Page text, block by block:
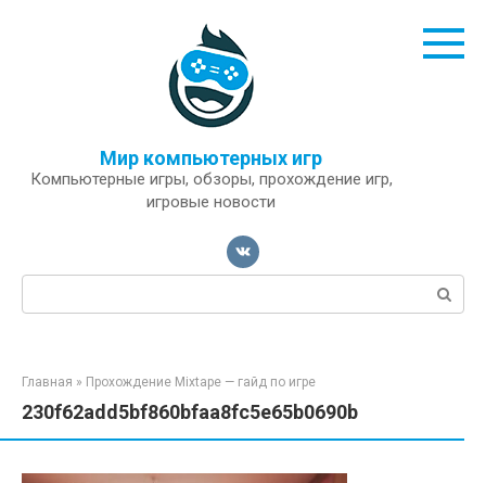
Мир компьютерных игр
Компьютерные игры, обзоры, прохождение игр,
игровые новости
Поиск:
Главная » Прохождение Mixtape — гайд по игре
230f62add5bf860bfaa8fc5e65b0690b